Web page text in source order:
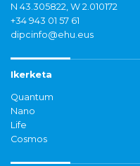
N 43.305822, W 2.010172
+34 943 01 57 61
dipcinfo@ehu.eus
Ikerketa
Quantum
Nano
Life
Cosmos